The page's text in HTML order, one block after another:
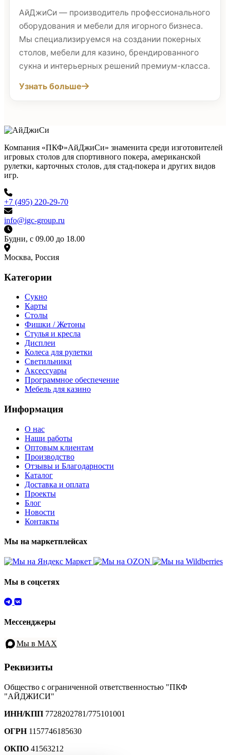
АйДжиСи — производитель профессионального
оборудования и мебели для игорного бизнеса.
Мы специализируемся на создании покерных
столов, мебели для казино, брендированного
сукна и интерьерных решений премиум-класса.
Узнать больше
Компания «ПКФ»АйДжиСи» знаменита среди изготовителей
игровых столов для спортивного покера, американской
рулетки, карточных столов, для стад-покера и других видов
игр.
+7 (495) 220-29-70
info@igc-group.ru
Будни, с 09.00 до 18.00
Москва, Россия
Категории
Сукно
Карты
Столы
Фишки / Жетоны
Стулья и кресла
Дисплеи
Колеса для рулетки
Светильники
Аксессуары
Программное обеспечение
Мебель для казино
Информация
О нас
Наши работы
Оптовым клиентам
Производство
Отзывы и Благодарности
Каталог
Доставка и оплата
Проекты
Блог
Новости
Контакты
Мы на маркетплейсах
Мы в соцсетях
Мессенджеры
Мы в MAX
Реквизиты
Общество с ограниченной ответственностью "ПКФ
"АЙДЖИСИ"
ИНН/КПП 7728202781/775101001
ОГРН1157746185630
ОКПО 41563212